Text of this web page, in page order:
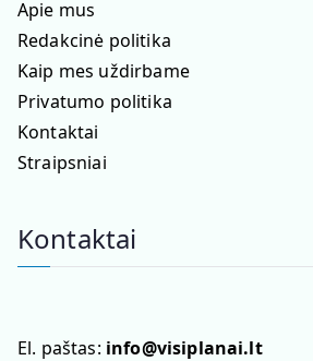
Apie mus
Redakcinė politika
Kaip mes uždirbame
Privatumo politika
Kontaktai
Straipsniai
Kontaktai
El. paštas: info@visiplanai.lt